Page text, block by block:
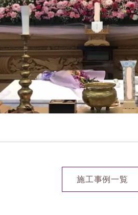
施工事例一覧